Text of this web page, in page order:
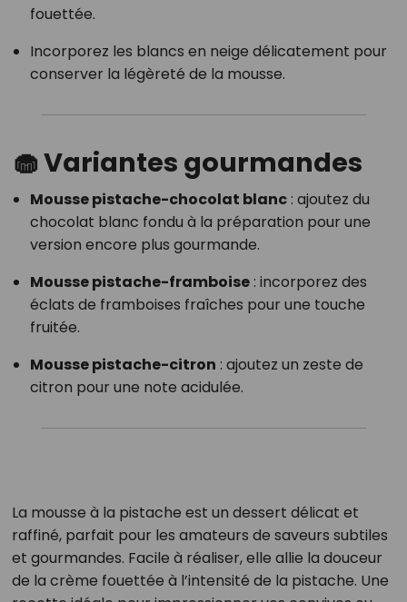
fouettée.
Incorporez les blancs en neige délicatement pour
conserver la légèreté de la mousse.​
🧁 Variantes gourmandes
Mousse pistache-chocolat blanc: ajoutez du
chocolat blanc fondu à la préparation pour une
version encore plus gourmande.
Mousse pistache-framboise: incorporez des
éclats de framboises fraîches pour une touche
fruitée.
Mousse pistache-citron : ajoutez un zeste de
citron pour une note acidulée.​
La mousse à la pistache est un dessert délicat et
raffiné, parfait pour les amateurs de saveurs subtiles
et gourmandes. Facile à réaliser, elle allie la douceur
de la crème fouettée à l’intensité de la pistache. Une